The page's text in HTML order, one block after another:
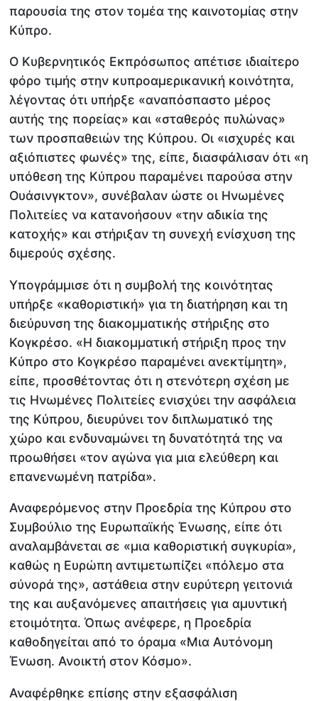
παρουσία της στον τομέα της καινοτομίας στην
Κύπρο.
Ο Κυβερνητικός Εκπρόσωπος απέτισε ιδιαίτερο
φόρο τιμής στην κυπροαμερικανική κοινότητα,
λέγοντας ότι υπήρξε «αναπόσπαστο μέρος
αυτής της πορείας» και «σταθερός πυλώνας»
των προσπαθειών της Κύπρου. Οι «ισχυρές και
αξιόπιστες φωνές» της, είπε, διασφάλισαν ότι «η
υπόθεση της Κύπρου παραμένει παρούσα στην
Ουάσινγκτον», συνέβαλαν ώστε οι Ηνωμένες
Πολιτείες να κατανοήσουν «την αδικία της
κατοχής» και στήριξαν τη συνεχή ενίσχυση της
διμερούς σχέσης.
Υπογράμμισε ότι η συμβολή της κοινότητας
υπήρξε «καθοριστική» για τη διατήρηση και τη
διεύρυνση της διακομματικής στήριξης στο
Κογκρέσο. «Η διακομματική στήριξη προς την
Κύπρο στο Κογκρέσο παραμένει ανεκτίμητη»,
είπε, προσθέτοντας ότι η στενότερη σχέση με
τις Ηνωμένες Πολιτείες ενισχύει την ασφάλεια
της Κύπρου, διευρύνει τον διπλωματικό της
χώρο και ενδυναμώνει τη δυνατότητά της να
προωθήσει «τον αγώνα για μια ελεύθερη και
επανενωμένη πατρίδα».
Αναφερόμενος στην Προεδρία της Κύπρου στο
Συμβούλιο της Ευρωπαϊκής Ένωσης, είπε ότι
αναλαμβάνεται σε «μια καθοριστική συγκυρία»,
καθώς η Ευρώπη αντιμετωπίζει «πόλεμο στα
σύνορά της», αστάθεια στην ευρύτερη γειτονιά
της και αυξανόμενες απαιτήσεις για αμυντική
ετοιμότητα. Όπως ανέφερε, η Προεδρία
καθοδηγείται από το όραμα «Μια Αυτόνομη
Ένωση. Ανοικτή στον Κόσμο».
Αναφέρθηκε επίσης στην εξασφάλιση